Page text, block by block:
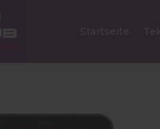
Startseite